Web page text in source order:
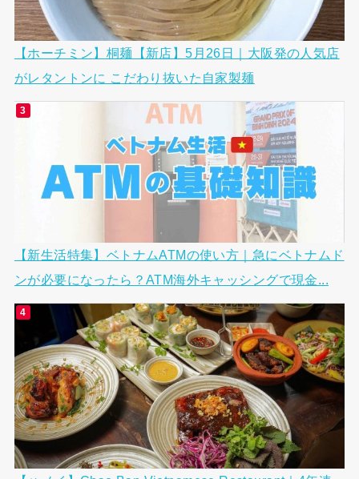
【ホーチミン】桐麺【新店】5月26日｜大阪発の人気店
がレタントンに こだわり抜いた自家製麺
【新生活特集】ベトナムATMの使い方｜急にベトナムド
ンが必要になったら？ATM海外キャッシングで現金...